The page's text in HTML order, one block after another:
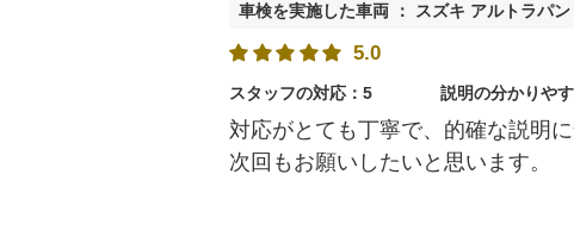
車検を実施した車両 ： スズキ アルトラパン
5.0
スタッフの対応：5 説明の分かりや
対応がとても丁寧で、的確な説明
次回もお願いしたいと思います。